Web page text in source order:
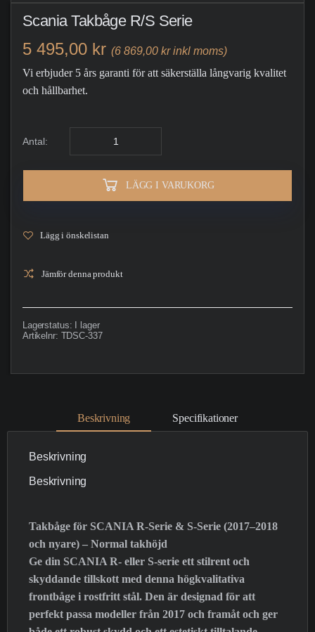
Scania Takbåge R/S Serie
5 495,00 kr (6 869,00 kr inkl moms)
Vi erbjuder 5 års garanti för att säkerställa långvarig kvalitet
och hållbarhet.
Antal:
LÄGG I VARUKORG
Lägg i önskelistan
Jämför denna produkt
Lagerstatus:
I lager
Artikelnr: TDSC-337
Beskrivning Specifikationer
Beskrivning
Beskrivning
Takbåge för SCANIA R-Serie & S-Serie (2017–2018
och nyare) – Normal takhöjd
Ge din SCANIA R- eller S-serie ett stilrent och
skyddande tillskott med denna högkvalitativa
frontbåge i rostfritt stål. Den är designad för att
perfekt passa modeller från 2017 och framåt och ger